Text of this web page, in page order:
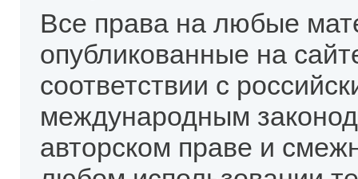
Все права на любые
опубликованные на
соответствии с
международным
авторском праве и